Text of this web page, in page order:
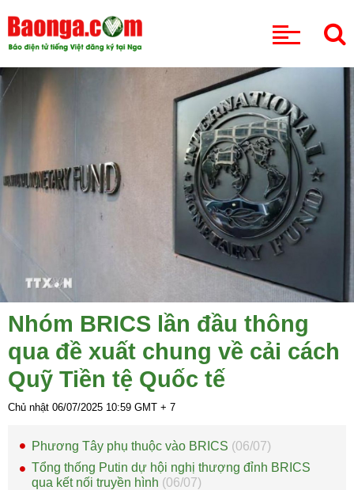
Nhóm BRICS lần đầu thông
qua đề xuất chung về cải cách
Quỹ Tiền tệ Quốc tế
Chủ nhật 06/07/2025 10:59 GMT + 7
Phương Tây phụ thuộc vào BRICS (06/07)
Tổng thống Putin dự hội nghị thượng đỉnh BRICS
qua kết nối truyền hình (06/07)